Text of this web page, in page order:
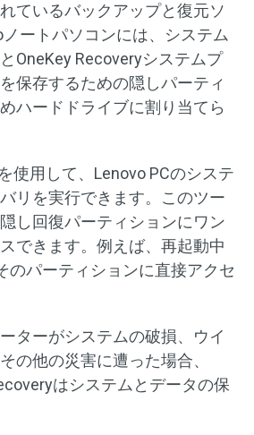
ているバックアップと復元ソ
ートパソコンには、システム
OneKey Recoveryシステムプ
保存するための隠しパーティ
ハードドライブに割り当てら
使用して、Lenovo PCのシステ
リを実行できます。このツー
し回復パーティションにワン
できます。例えば、再起動中
のパーティションに直接アクセ
ターがシステムの破損、ウイ
の他の災害に遭った場合、
はシステムとデータの保